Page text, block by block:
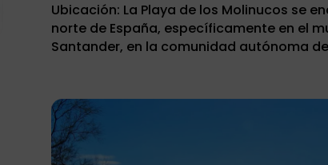
Ubicación: La Playa de los Molinucos se
norte de España, específicamente en el
Santander, en la comunidad autónoma